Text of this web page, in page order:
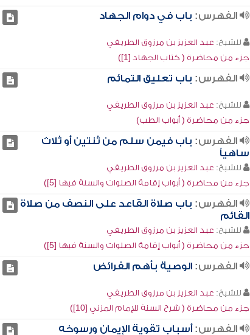
الفهرس: باب في دوام الجهاد
للشيخ: عبد العزيز بن مرزوق الطريفي
جزء من محاضرة ( كتاب الجهاد [1])
الفهرس: باب تعليق التمائم
للشيخ: عبد العزيز بن مرزوق الطريفي
جزء من محاضرة ( أبواب الطب)
الفهرس: باب فيمن سلم من ثنتين أو ثلاث
ساهياً
للشيخ: عبد العزيز بن مرزوق الطريفي
جزء من محاضرة ( أبواب إقامة الصلوات والسنة فيها [5])
الفهرس: باب صلاة القاعد على النصف من صلاة
القائم
للشيخ: عبد العزيز بن مرزوق الطريفي
جزء من محاضرة ( أبواب إقامة الصلوات والسنة فيها [5])
الفهرس: الوصية بأهم الفرائض
للشيخ: عبد العزيز بن مرزوق الطريفي
جزء من محاضرة ( شرح السنة للإمام المزني [10])
الفهرس: أسباب تقوية الإيمان ورسوخه